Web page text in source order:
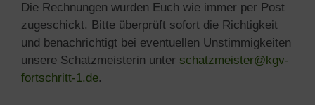
Die Rechnungen wurden Euch wie immer per Post
zugeschickt. Bitte überprüft sofort die Richtigkeit
und benachrichtigt bei eventuellen Unstimmigkeiten
unsere Schatzmeisterin unter schatzmeister@kgv-
fortschritt-1.de.